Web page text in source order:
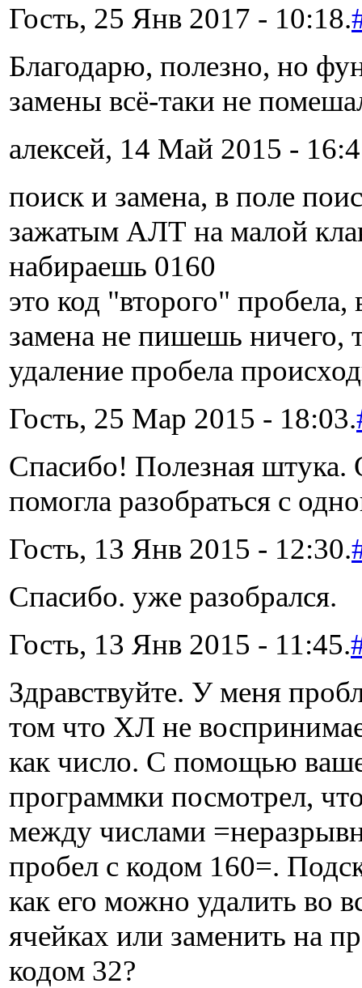
Гость, 25 Янв 2017 - 10:18.
Благодарю, полезно, но
замены всё-таки не
алексей, 14 Май 2015 -
поиск и замена, в поле
зажатым АЛТ на малой
набираешь 0160
это код "второго" пробела,
замена не пишешь ничего,
удаление пробела
Гость, 25 Мар 2015 - 18:03.
Спасибо! Полезная штука.
помогла разобраться с
Гость, 13 Янв 2015 - 12:30.
Спасибо. уже разобрался.
Гость, 13 Янв 2015 - 11:45.
Здравствуйте. У меня
том что ХЛ не
как число. С помощью
программки посмотрел,
между числами
пробел с кодом 160=.
как его можно удалить во
ячейках или заменить на
кодом 32?